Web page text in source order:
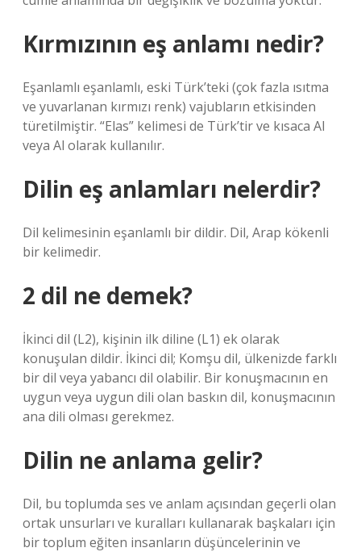
Kırmızının eş anlamı nedir?
Eşanlamlı eşanlamlı, eski Türk’teki (çok fazla ısıtma
ve yuvarlanan kırmızı renk) vajubların etkisinden
türetilmiştir. “Elas” kelimesi de Türk’tir ve kısaca Al
veya Al olarak kullanılır.
Dilin eş anlamları nelerdir?
Dil kelimesinin eşanlamlı bir dildir. Dil, Arap kökenli
bir kelimedir.
2 dil ne demek?
İkinci dil (L2), kişinin ilk diline (L1) ek olarak
konuşulan dildir. İkinci dil; Komşu dil, ülkenizde farklı
bir dil veya yabancı dil olabilir. Bir konuşmacının en
uygun veya uygun dili olan baskın dil, konuşmacının
ana dili olması gerekmez.
Dilin ne anlama gelir?
Dil, bu toplumda ses ve anlam açısından geçerli olan
ortak unsurları ve kuralları kullanarak başkaları için
bir toplum eğiten insanların düşüncelerinin ve